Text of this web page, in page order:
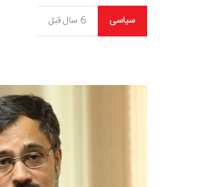
سیاسی 6 سال قبل